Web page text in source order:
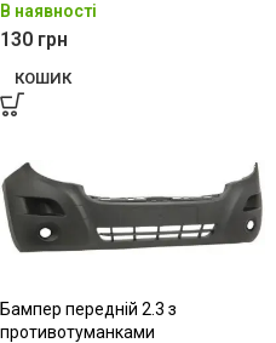
В наявності
130 грн
КОШИК
Бампер передній 2.3 з
противотуманками